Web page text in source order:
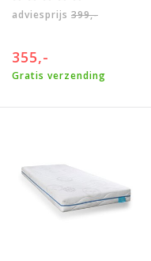
adviesprijs 399,-
355,-
Gratis verzending